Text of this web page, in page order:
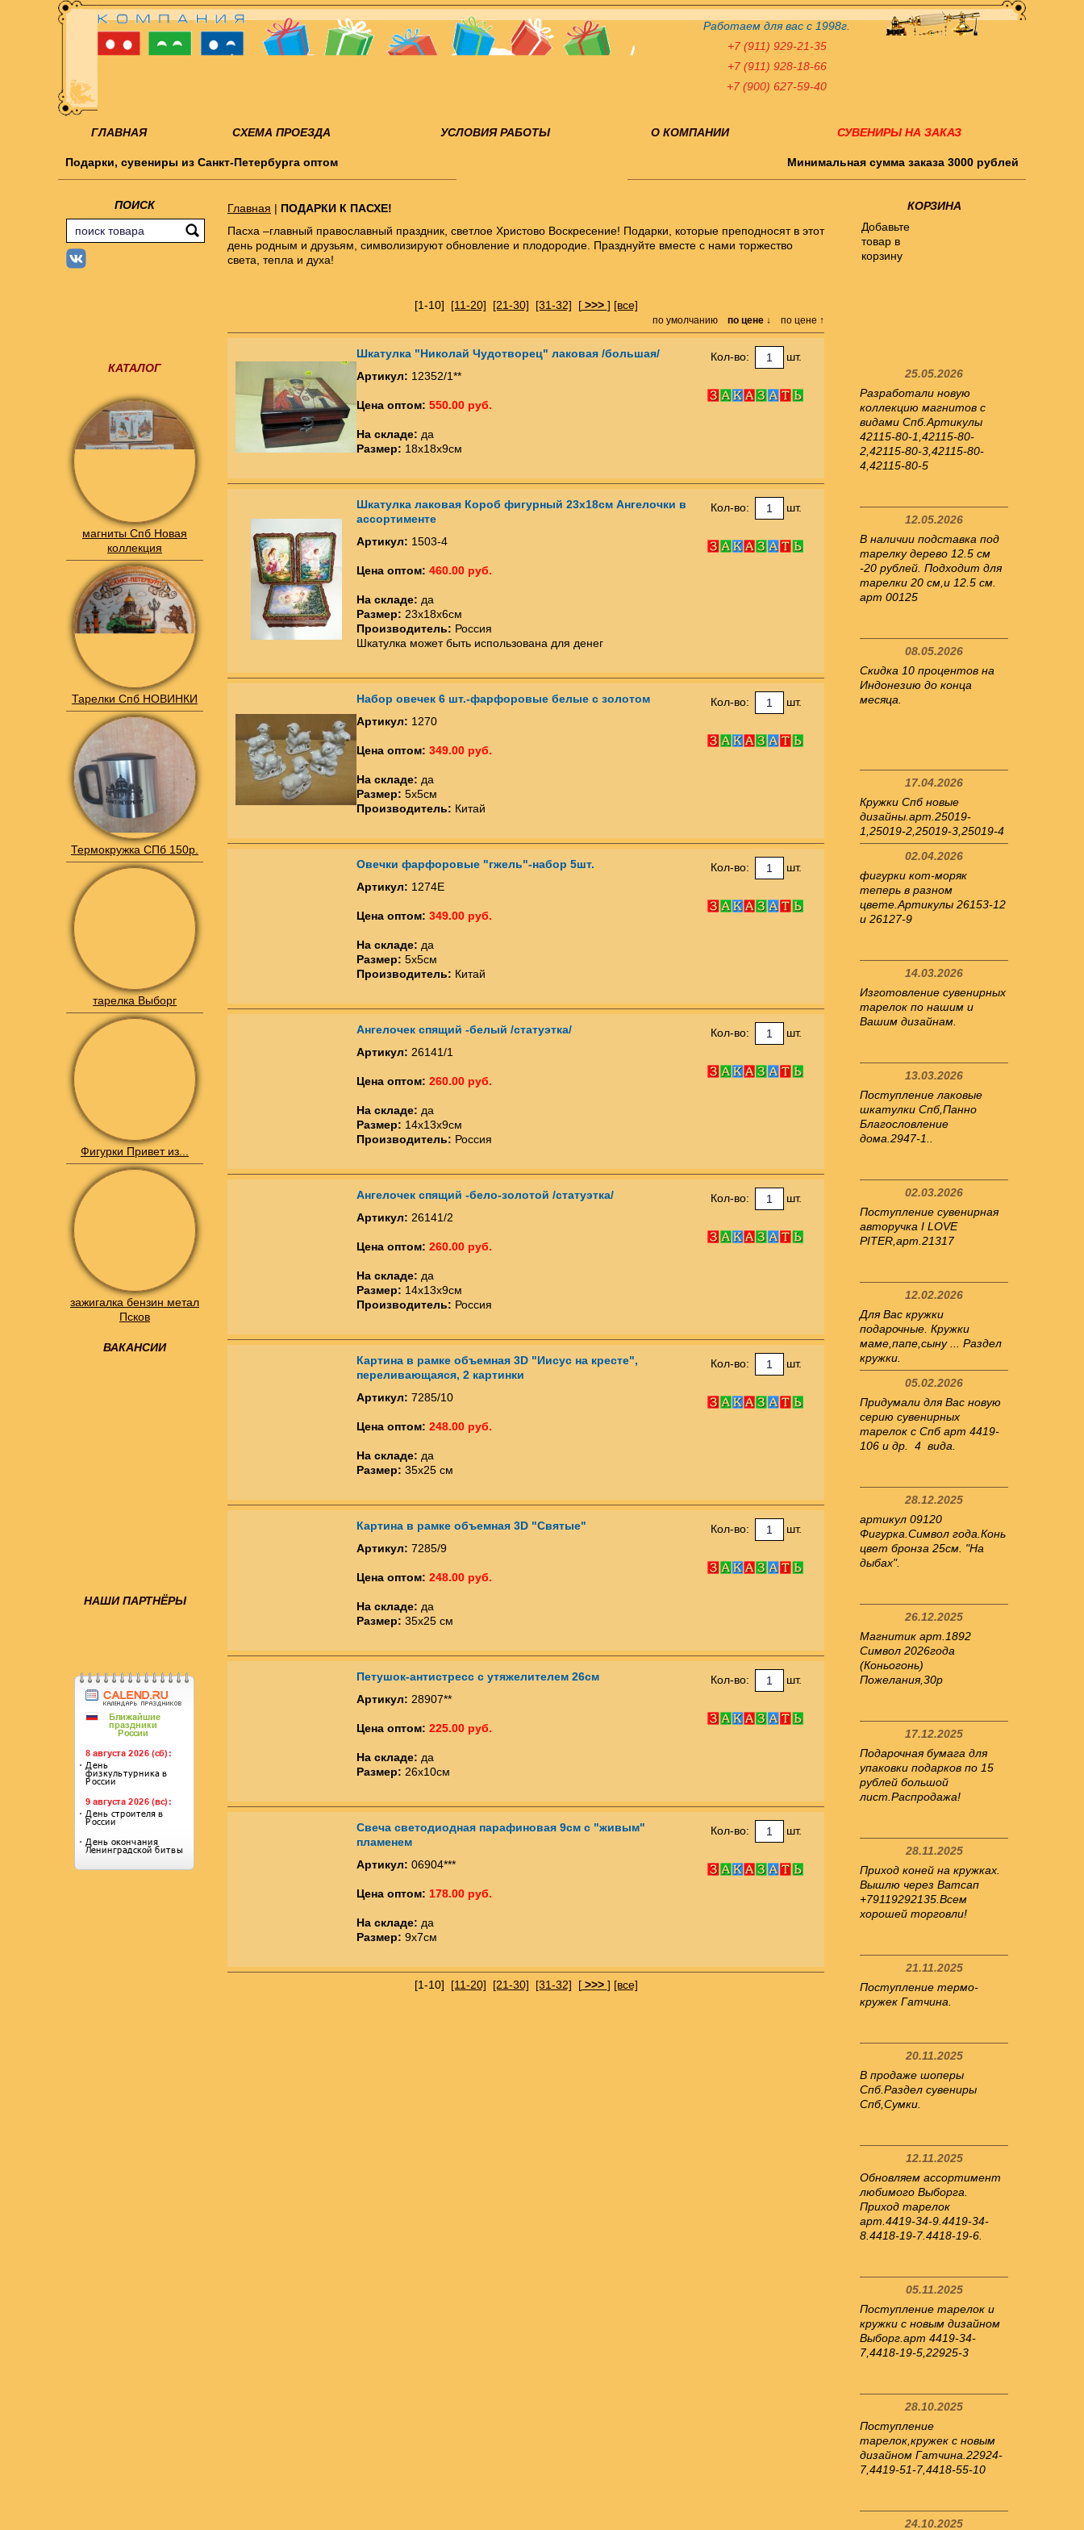
Работаем для вас с 1998г.
+7 (911) 929-21-35
+7 (911) 928-18-66
+7 (900) 627-59-40
ГЛАВНАЯ СХЕМА ПРОЕЗДА УСЛОВИЯ РАБОТЫ О КОМПАНИИ СУВЕНИРЫ НА ЗАКАЗ
Подарки, сувениры из Санкт-Петербурга оптом Минимальная сумма заказа 3000 рублей
КОРЗИНА
Добавьте
товар в
корзину
25.05.2026
Разработали новую
коллекцию магнитов с
видами Спб.Артикулы
42115-80-1,42115-80-
2,42115-80-3,42115-80-
4,42115-80-5
12.05.2026
В наличии подставка под
тарелку дерево 12.5 см
-20 рублей. Подходит для
тарелки 20 см,и 12.5 см.
арт 00125
08.05.2026
Скидка 10 процентов на
Индонезию до конца
месяца.
17.04.2026
Кружки Спб новые
дизайны.арт.25019-
1,25019-2,25019-3,25019-4
02.04.2026
фигурки кот-моряк
теперь в разном
цвете.Артикулы 26153-12
и 26127-9
14.03.2026
Изготовление сувенирных
тарелок по нашим и
Вашим дизайнам.
13.03.2026
Поступление лаковые
шкатулки Спб,Панно
Благословление
дома.2947-1..
02.03.2026
Поступление сувенирная
авторучка I LOVE
PITER,арт.21317
12.02.2026
Для Вас кружки
подарочные. Кружки
маме,папе,сыну ... Раздел
кружки.
05.02.2026
Придумали для Вас новую
серию сувенирных
тарелок с Спб арт 4419-
106 и др. 4 вида.
28.12.2025
артикул 09120
Фигурка.Символ года.Конь
цвет бронза 25см. "На
дыбах".
26.12.2025
Магнитик арт.1892
Символ 2026года
(Коньогонь)
Пожелания,30р
17.12.2025
Подарочная бумага для
упаковки подарков по 15
рублей большой
лист.Распродажа!
28.11.2025
Приход коней на кружках.
Вышлю через Ватсап
+79119292135.Всем
хорошей торговли!
21.11.2025
Поступление термо-
кружек Гатчина.
20.11.2025
В продаже шоперы
Спб.Раздел сувениры
Спб,Сумки.
12.11.2025
Обновляем ассортимент
любимого Выборга.
Приход тарелок
арт.4419-34-9.4419-34-
8.4418-19-7.4418-19-6.
05.11.2025
Поступление тарелок и
кружки с новым дизайном
Выборг.арт 4419-34-
7,4418-19-5,22925-3
28.10.2025
Поступление
тарелок,кружек с новым
дизайном Гатчина.22924-
7,4419-51-7,4418-55-10
24.10.2025
Главная | ПОДАРКИ К ПАСХЕ!
Пасха –главный православный праздник, светлое Христово Воскресение! Подарки, которые преподносят в этот
день родным и друзьям, символизируют обновление и плодородие. Празднуйте вместе с нами торжество
света, тепла и духа!
[1-10] [11-20] [21-30] [31-32] [>>> ] [все]
по умолчанию по цене ↓ по цене ↑
Шкатулка "Николай Чудотворец" лаковая /большая/
Артикул: 12352/1**
Цена оптом: 550.00 руб.
На складе: да
Размер: 18х18х9см
Кол-во: шт.
Шкатулка лаковая Короб фигурный 23х18см Ангелочки в
ассортименте
Артикул: 1503-4
Цена оптом: 460.00 руб.
На складе: да
Размер: 23х18х6см
Производитель: Россия
Шкатулка может быть использована для денег
Кол-во: шт.
Набор овечек 6 шт.-фарфоровые белые с золотом
Артикул: 1270
Цена оптом: 349.00 руб.
На складе: да
Размер: 5х5см
Производитель: Китай
Кол-во: шт.
Овечки фарфоровые "гжель"-набор 5шт.
Артикул: 1274Е
Цена оптом: 349.00 руб.
На складе: да
Размер: 5х5см
Производитель: Китай
Кол-во: шт.
Ангелочек спящий -белый /статуэтка/
Артикул: 26141/1
Цена оптом: 260.00 руб.
На складе: да
Размер: 14х13х9см
Производитель: Россия
Кол-во: шт.
Ангелочек спящий -бело-золотой /статуэтка/
Артикул: 26141/2
Цена оптом: 260.00 руб.
На складе: да
Размер: 14х13х9см
Производитель: Россия
Кол-во: шт.
Картина в рамке объемная 3D "Иисус на кресте",
переливающаяся, 2 картинки
Артикул: 7285/10
Цена оптом: 248.00 руб.
На складе: да
Размер: 35х25 см
Кол-во: шт.
Картина в рамке объемная 3D "Святые"
Артикул: 7285/9
Цена оптом: 248.00 руб.
На складе: да
Размер: 35х25 см
Кол-во: шт.
Петушок-антистресс с утяжелителем 26см
Артикул: 28907**
Цена оптом: 225.00 руб.
На складе: да
Размер: 26х10см
Кол-во: шт.
Свеча светодиодная парафиновая 9см с "живым"
пламенем
Артикул: 06904***
Цена оптом: 178.00 руб.
На складе: да
Размер: 9х7см
Кол-во: шт.
[1-10] [11-20] [21-30] [31-32] [>>> ] [все]
ПОИСК
КАТАЛОГ
магниты Спб Новая
коллекция
Тарелки Спб НОВИНКИ
Термокружка СПб 150р.
тарелка Выборг
Фигурки Привет из...
зажигалка бензин метал
Псков
ВАКАНСИИ
НАШИ ПАРТНЁРЫ